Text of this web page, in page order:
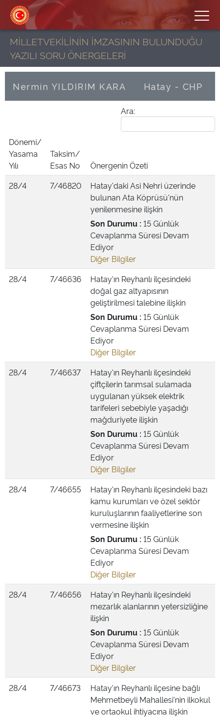
MİLLETVEKİLİNİN İMZASININ BULUNDUĞU
YAZILI SORU ÖNERGELERİ
Nermin YILDIRIM KARA Hatay - CHP
Ara:
Dönemi/
Yasama
Yılı
Taksim/
Esas No
Önergenin Özeti
28/4
7/46820
Hatay'daki Asi Nehri üzerinde
bulunan Ata Köprüsü'nün
yenilenmesine ilişkin
Son Durumu : 15 Günlük
Cevaplanma Süresi Devam
Ediyor
Diğer Bilgiler
28/4
7/46636
Hatay'ın Reyhanlı ilçesindeki
doğal gaz altyapısının
geliştirilmesi talebine ilişkin
Son Durumu : 15 Günlük
Cevaplanma Süresi Devam
Ediyor
Diğer Bilgiler
28/4
7/46637
Hatay'ın Reyhanlı ilçesindeki
çiftçilerin tarımsal sulamada
uygulanan yüksek elektrik
tarifeleri sebebiyle yaşadığı
mağduriyete ilişkin
Son Durumu : 15 Günlük
Cevaplanma Süresi Devam
Ediyor
Diğer Bilgiler
28/4
7/46655
Hatay'ın Reyhanlı ilçesindeki bazı
kamu kurumları ve özel sektör
kuruluşlarının faaliyetlerine son
vermesine ilişkin
Son Durumu : 15 Günlük
Cevaplanma Süresi Devam
Ediyor
Diğer Bilgiler
28/4
7/46656
Hatay'ın Reyhanlı ilçesindeki
mezarlık alanlarının yetersizliğine
ilişkin
Son Durumu : 15 Günlük
Cevaplanma Süresi Devam
Ediyor
Diğer Bilgiler
28/4
7/46673
Hatay'ın Reyhanlı ilçesine bağlı
Mehmetbeyli Mahallesi'nin ilkokul
ve ortaokul ihtiyacına ilişkin